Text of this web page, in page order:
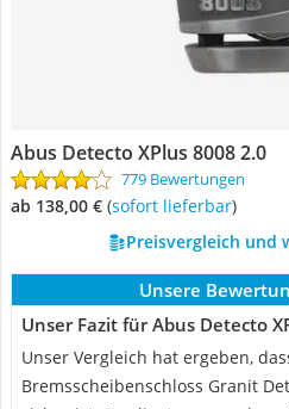
Abus Detecto XPlus 8008 2.0
779 Bewertungen
ab 138,00 € ( Sofort lieferbar)
Preisvergleich und
Unsere
Unser Fazit für Abus Detecto
Unser Vergleich hat ergeben,
Bremsscheibenschloss Granit